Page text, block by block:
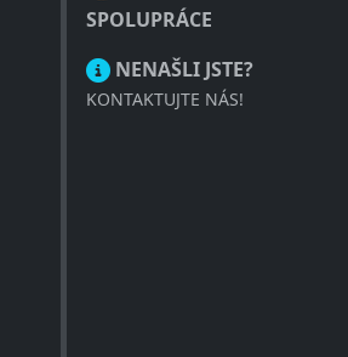
SPOLUPRÁCE
NENAŠLI JSTE?
KONTAKTUJTE NÁS!